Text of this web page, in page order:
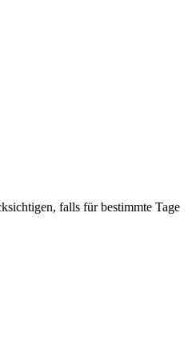
falls für bestimmte Tage